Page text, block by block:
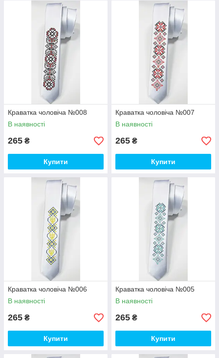
Краватка чоловіча №008
В наявності
265 ₴
Купити
Краватка чоловіча №007
В наявності
265 ₴
Купити
Краватка чоловіча №006
В наявності
265 ₴
Купити
Краватка чоловіча №005
В наявності
265 ₴
Купити